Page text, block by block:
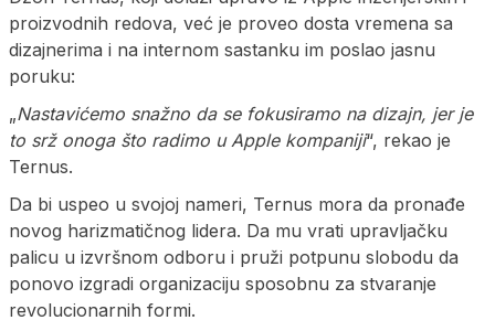
proizvodnih redova, već je proveo dosta vremena sa
dizajnerima i na internom sastanku im poslao jasnu
poruku:
„Nastavićemo snažno da se fokusiramo na dizajn, jer je
to srž onoga što radimo u Apple kompaniji“, rekao je
Ternus.
Da bi uspeo u svojoj nameri, Ternus mora da pronađe
novog harizmatičnog lidera. Da mu vrati upravljačku
palicu u izvršnom odboru i pruži potpunu slobodu da
ponovo izgradi organizaciju sposobnu za stvaranje
revolucionarnih formi.